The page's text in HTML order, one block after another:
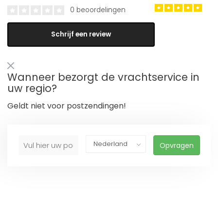
0 beoordelingen
Schrijf een review
Wanneer bezorgt de vrachtservice in
uw regio?
Geldt niet voor postzendingen!
Opvragen